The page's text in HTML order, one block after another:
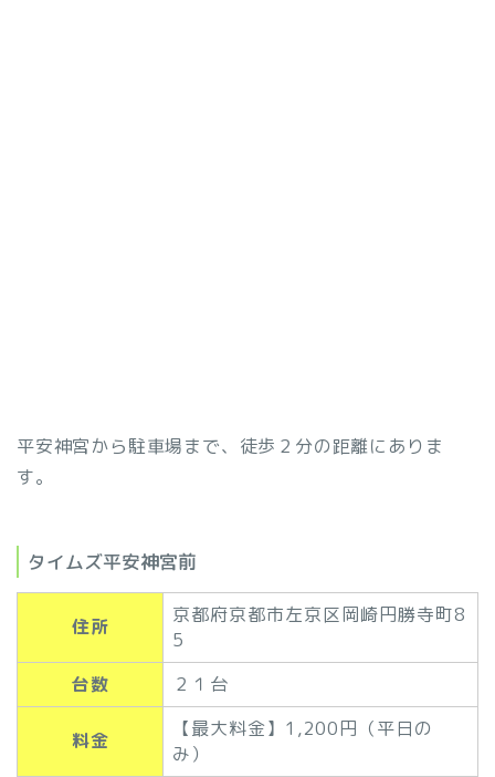
平安神宮から駐車場まで、徒歩２分の距離にありま
す。
タイムズ平安神宮前
住所
京都府京都市左京区岡崎円勝寺町8
5
台数
２１台
料金
【最大料金】1,200円（平日の
み）